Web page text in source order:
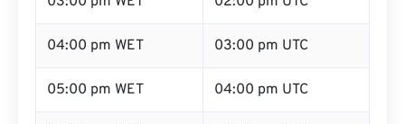
04:00 pm WET 03:00 pm UTC
05:00 pm WET 04:00 pm UTC